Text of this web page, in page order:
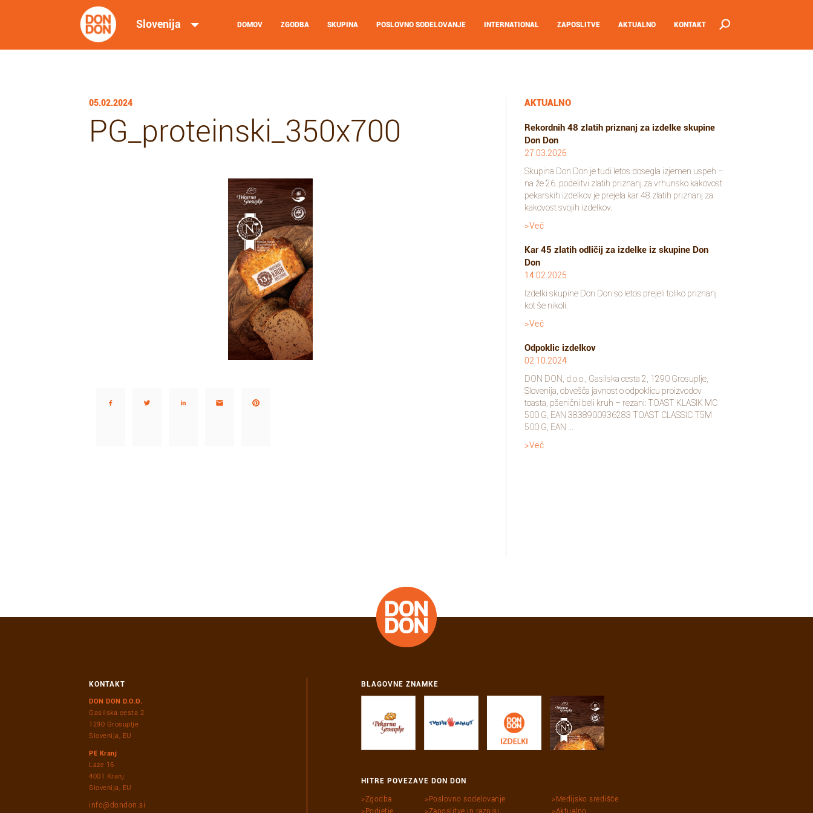
Slovenija DOMOV ZGODBA SKUPINA POSLOVNO SODELOVANJE INTERNATIONAL ZAPOSLITVE AKTUALNO KONTAKT
05.02.2024
PG_proteinski_350x700
AKTUALNO
Rekordnih 48 zlatih priznanj za izdelke skupine
Don Don
27.03.2026
Skupina Don Don je tudi letos dosegla izjemen uspeh –
na že 26. podelitvi zlatih priznanj za vrhunsko kakovost
pekarskih izdelkov je prejela kar 48 zlatih priznanj za
kakovost svojih izdelkov.
>Več
Kar 45 zlatih odličij za izdelke iz skupine Don
Don
14.02.2025
Izdelki skupine Don Don so letos prejeli toliko priznanj
kot še nikoli.
>Več
Odpoklic izdelkov
02.10.2024
DON DON, d.o.o., Gasilska cesta 2, 1290 Grosuplje,
Slovenija, obvešča javnost o odpoklicu proizvodov
toasta, pšenični beli kruh – rezani: TOAST KLASIK MC
500 G, EAN 3838900936283 TOAST CLASSIC T5M
500 G, EAN ...
>Več
KONTAKT
DON DON D.O.O.
Gasilska cesta 2
1290 Grosuplje
Slovenija, EU
PE Kranj
Laze 16
4001 Kranj
Slovenija, EU
info@dondon.si
BLAGOVNE ZNAMKE
HITRE POVEZAVE DON DON
Zgodba
Podjetje
Poslovno sodelovanje
Zaposlitve in razpisi
Medijsko središče
Aktualno